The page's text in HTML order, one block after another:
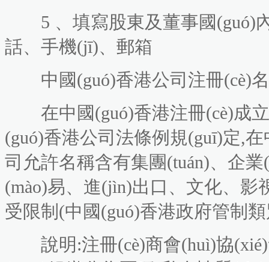
5 、填寫股東及董事國(guó)
話、手機(jī)、郵箱
中國(guó)香港公司注冊(cè)
在中國(guó)香港注冊(cè)成
(guó)香港公司法條例規(guī)定,
司允許名稱含有集團(tuán)、企業
(mào)易、進(jìn)出口、文化
受限制(中國(guó)香港政府管制
說明:注冊(cè)商會(huì)協